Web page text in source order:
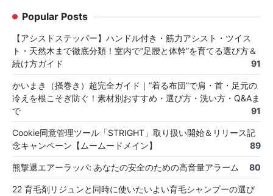
Popular Posts
【アシストステッパー】ハンドル付き・筋力アシスト・ツイス
ト・天然木まで徹底分類！室内で“足腰と体幹”を育てる選び方＆
続け方ガイド
91
かいまき（掻巻き）超完全ガイド｜“着る布団”で肩・首・足元の
冷えを根こそぎ防ぐ！素材別おすすめ・選び方・洗い方・Q&Aま
で
91
Cookie同意管理ツール「STRIGHT」取り扱い開始＆リリース記
念キャンペーン【ムームードメイン】
89
熊撃退エアーラッパ: あなたの安全のための高音量アラーム 80
22 育毛剤リジュンと同時に使いたいよい育毛シャンプーの選び